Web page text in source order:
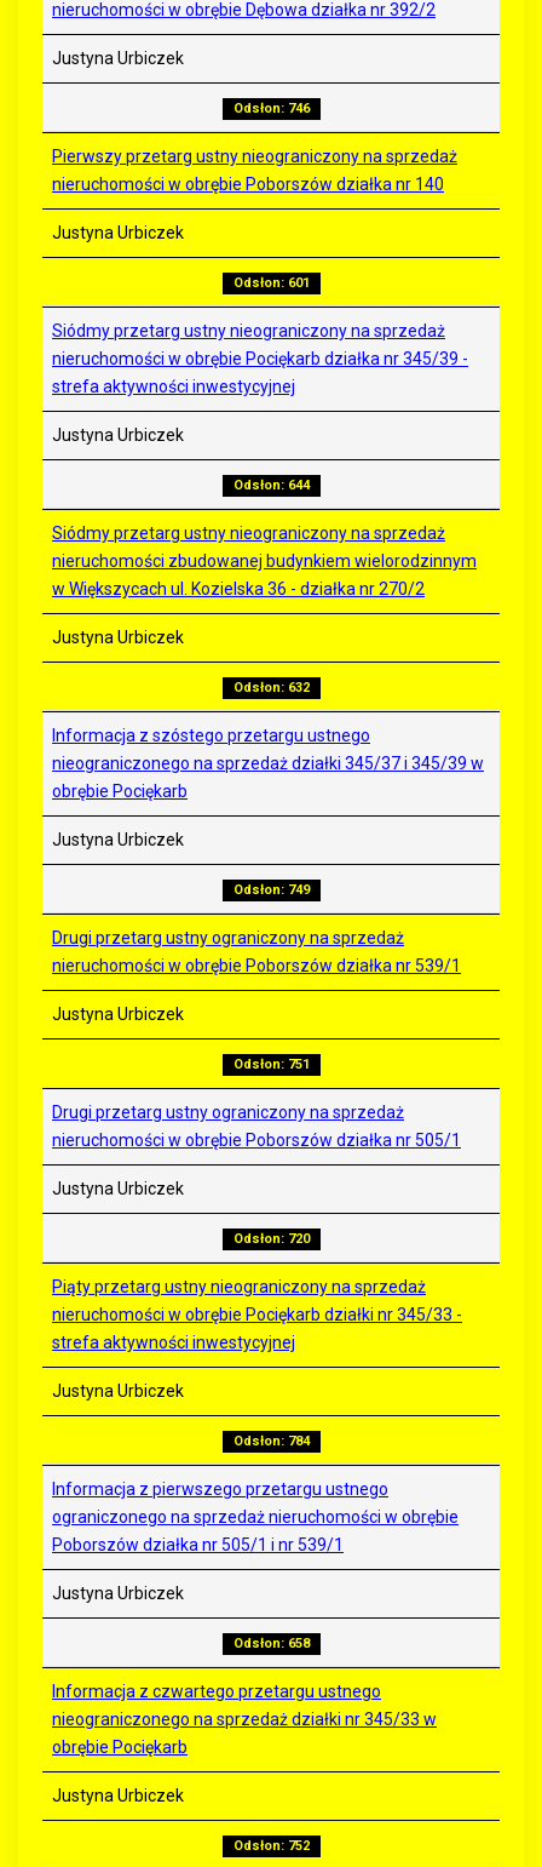
nieruchomości w obrębie Dębowa działka nr 392/2
Justyna Urbiczek
Odsłon: 746
Pierwszy przetarg ustny nieograniczony na sprzedaż
nieruchomości w obrębie Poborszów działka nr 140
Justyna Urbiczek
Odsłon: 601
Siódmy przetarg ustny nieograniczony na sprzedaż
nieruchomości w obrębie Pociękarb działka nr 345/39 -
strefa aktywności inwestycyjnej
Justyna Urbiczek
Odsłon: 644
Siódmy przetarg ustny nieograniczony na sprzedaż
nieruchomości zbudowanej budynkiem wielorodzinnym
w Większycach ul. Kozielska 36 - działka nr 270/2
Justyna Urbiczek
Odsłon: 632
Informacja z szóstego przetargu ustnego
nieograniczonego na sprzedaż działki 345/37 i 345/39 w
obrębie Pociękarb
Justyna Urbiczek
Odsłon: 749
Drugi przetarg ustny ograniczony na sprzedaż
nieruchomości w obrębie Poborszów działka nr 539/1
Justyna Urbiczek
Odsłon: 751
Drugi przetarg ustny ograniczony na sprzedaż
nieruchomości w obrębie Poborszów działka nr 505/1
Justyna Urbiczek
Odsłon: 720
Piąty przetarg ustny nieograniczony na sprzedaż
nieruchomości w obrębie Pociękarb działki nr 345/33 -
strefa aktywności inwestycyjnej
Justyna Urbiczek
Odsłon: 784
Informacja z pierwszego przetargu ustnego
ograniczonego na sprzedaż nieruchomości w obrębie
Poborszów działka nr 505/1 i nr 539/1
Justyna Urbiczek
Odsłon: 658
Informacja z czwartego przetargu ustnego
nieograniczonego na sprzedaż działki nr 345/33 w
obrębie Pociękarb
Justyna Urbiczek
Odsłon: 752